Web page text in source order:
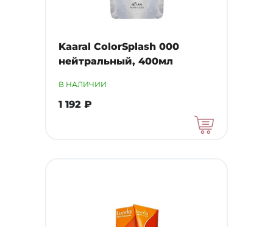
Kaaral ColorSplash 000
нейтральный, 400мл
В НАЛИЧИИ
1 192 ₽